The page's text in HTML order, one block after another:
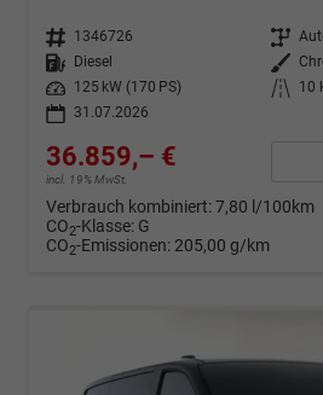
Fahrzeugnr. 1346726 Getriebe
Kraftstoff
Diesel Außenfarbe
Leistung
125 kW (170 PS) Kilometerstand
10
31.07.2026
36.859,– €
incl. 19% MwSt.
Verbrauch kombiniert:7,80 l/100km
CO2-Klasse: G
CO2-Emissionen: 205,00 g/km